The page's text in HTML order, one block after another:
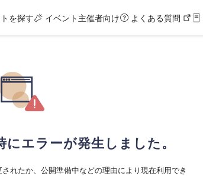
を探す イベント主催者向け よくある質問
エラーが発生しました。
れたか、公開準備中などの理由により現在利用でき